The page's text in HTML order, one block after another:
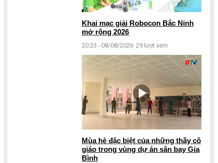
Khai mạc giải Robocon Bắc Ninh
mở rộng 2026
20:23 - 08/08/2026 29 lượt xem
Mùa hè đặc biệt của những thầy cô
giáo trong vùng dự án sân bay Gia
Bình